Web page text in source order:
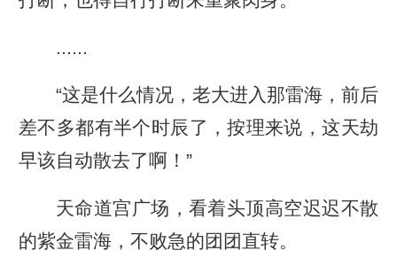
......
“这是什么情况，老大进入那雷海，前后
差不多都有半个时辰了，按理来说，这天劫
早该自动散去了啊！”
天命道宫广场，看着头顶高空迟迟不散
的紫金雷海，不败急的团团直转。